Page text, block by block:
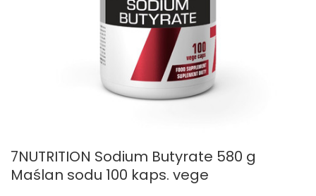
7NUTRITION Sodium Butyrate 580 g
Maślan sodu 100 kaps. vege